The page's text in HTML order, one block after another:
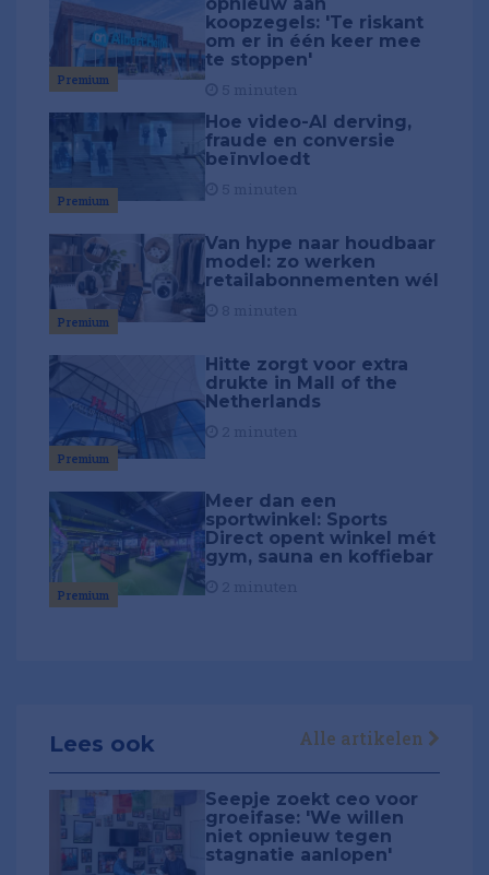
Premium
koopzegels: 'Te riskant
om er in één keer mee
te stoppen'
Premium
Hoe video-AI derving,
fraude en conversie
beïnvloedt
Premium
Van hype naar houdbaar
model: zo werken
retailabonnementen wél
Premium
Hitte zorgt voor extra
drukte in Mall of the
Netherlands
Premium
Meer dan een
sportwinkel: Sports
Direct opent winkel mét
gym, sauna en koffiebar
Lees ook Alle artikelen
Seepje zoekt ceo voor
groeifase: 'We willen
niet opnieuw tegen
stagnatie aanlopen'